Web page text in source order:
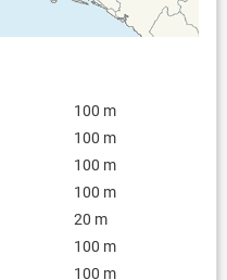
100 m
100 m
100 m
100 m
20 m
100 m
100 m